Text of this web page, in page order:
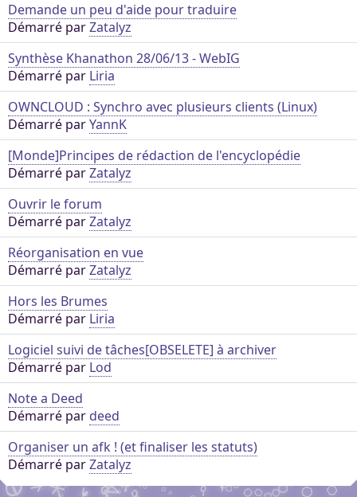
Demande un peu d'aide pour traduire
Démarré parZatalyz
Synthèse Khanathon 28/06/13 - WebIG
Démarré par Liria
OWNCLOUD : Synchro avec plusieurs clients (Linux)
Démarré parYannK
[Monde]Principes de rédaction de l'encyclopédie
Démarré parZatalyz
Ouvrir le forum
Démarré parZatalyz
Réorganisation en vue
Démarré parZatalyz
Hors les Brumes
Démarré par Liria
Logiciel suivi de tâches[OBSELETE] à archiver
Démarré par Lod
Note a Deed
Démarré par deed
Organiser un afk ! (et finaliser les statuts)
Démarré parZatalyz